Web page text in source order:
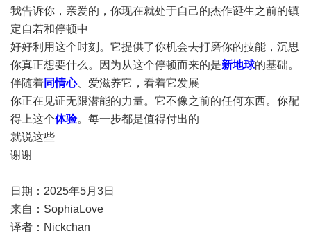
我告诉你，亲爱的，你现在就处于自己的杰作诞生之前的镇
定自若和停顿中
好好利用这个时刻。它提供了你机会去打磨你的技能，沉思
你真正想要什么。因为从这个停顿而来的是新地球的基础。
伴随着同情心、爱滋养它，看着它发展
你正在见证无限潜能的力量。它不像之前的任何东西。你配
得上这个体验。每一步都是值得付出的
就说这些
谢谢
日期：2025年5月3日
来自：SophiaLove
译者：Nickchan